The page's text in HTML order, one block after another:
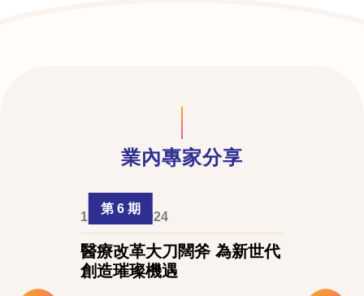
業內專家分享
第 6 期
1 August 2024
醫療改革大刀闊斧 為新世代
創造璀璨機遇
Slide 2 of 2.